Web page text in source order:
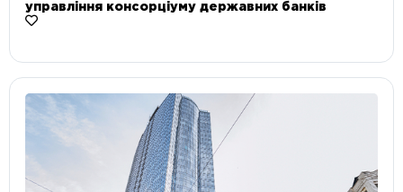
управління консорціуму державних банків